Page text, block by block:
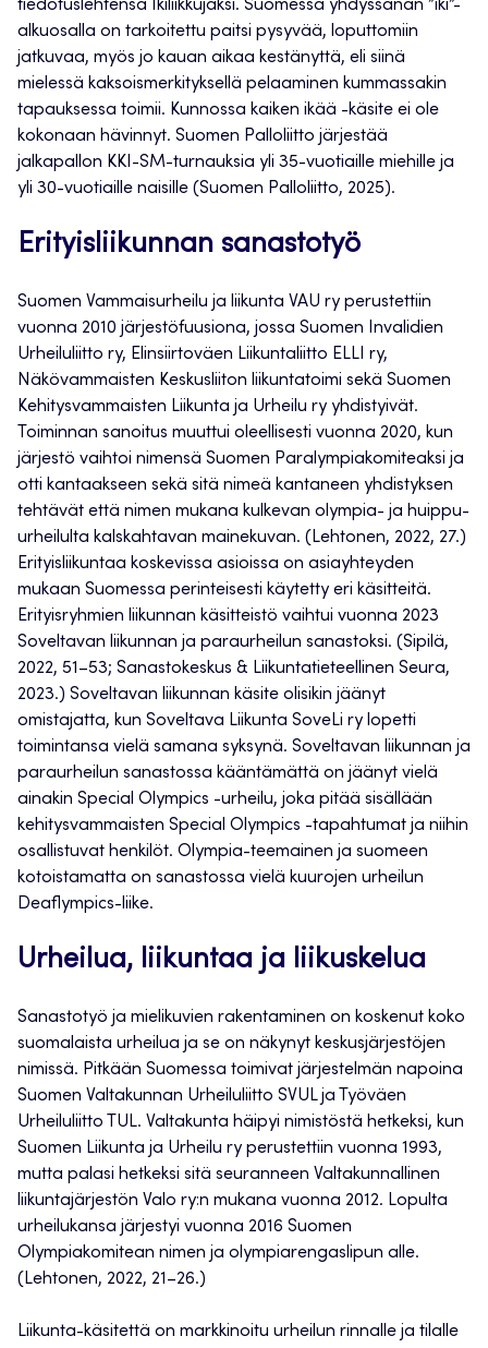
tiedotuslehtensä Ikiliikkujaksi. Suomessa yhdyssanan ”iki”-
alkuosalla on tarkoitettu paitsi pysyvää, loputtomiin
jatkuvaa, myös jo kauan aikaa kestänyttä, eli siinä
mielessä kaksoismerkityksellä pelaaminen kummassakin
tapauksessa toimii. Kunnossa kaiken ikää -käsite ei ole
kokonaan hävinnyt. Suomen Palloliitto järjestää
jalkapallon KKI-SM-turnauksia yli 35-vuotiaille miehille ja
yli 30-vuotiaille naisille (Suomen Palloliitto, 2025).
Erityisliikunnan sanastotyö
Suomen Vammaisurheilu ja liikunta VAU ry perustettiin
vuonna 2010 järjestöfuusiona, jossa Suomen Invalidien
Urheiluliitto ry, Elinsiirtoväen Liikuntaliitto ELLI ry,
Näkövammaisten Keskusliiton liikuntatoimi sekä Suomen
Kehitysvammaisten Liikunta ja Urheilu ry yhdistyivät.
Toiminnan sanoitus muuttui oleellisesti vuonna 2020, kun
järjestö vaihtoi nimensä Suomen Paralympiakomiteaksi ja
otti kantaakseen sekä sitä nimeä kantaneen yhdistyksen
tehtävät että nimen mukana kulkevan olympia- ja huippu-
urheilulta kalskahtavan mainekuvan. (Lehtonen, 2022, 27.)
Erityisliikuntaa koskevissa asioissa on asiayhteyden
mukaan Suomessa perinteisesti käytetty eri käsitteitä.
Erityisryhmien liikunnan käsitteistö vaihtui vuonna 2023
Soveltavan liikunnan ja paraurheilun sanastoksi. (Sipilä,
2022, 51–53; Sanastokeskus & Liikuntatieteellinen Seura,
2023.) Soveltavan liikunnan käsite olisikin jäänyt
omistajatta, kun Soveltava Liikunta SoveLi ry lopetti
toimintansa vielä samana syksynä. Soveltavan liikunnan ja
paraurheilun sanastossa kääntämättä on jäänyt vielä
ainakin Special Olympics -urheilu, joka pitää sisällään
kehitysvammaisten Special Olympics -tapahtumat ja niihin
osallistuvat henkilöt. Olympia-teemainen ja suomeen
kotoistamatta on sanastossa vielä kuurojen urheilun
Deaflympics-liike.
Urheilua, liikuntaa ja liikuskelua
Sanastotyö ja mielikuvien rakentaminen on koskenut koko
suomalaista urheilua ja se on näkynyt keskusjärjestöjen
nimissä. Pitkään Suomessa toimivat järjestelmän napoina
Suomen Valtakunnan Urheiluliitto SVUL ja Työväen
Urheiluliitto TUL. Valtakunta häipyi nimistöstä hetkeksi, kun
Suomen Liikunta ja Urheilu ry perustettiin vuonna 1993,
mutta palasi hetkeksi sitä seuranneen Valtakunnallinen
liikuntajärjestön Valo ry:n mukana vuonna 2012. Lopulta
urheilukansa järjestyi vuonna 2016 Suomen
Olympiakomitean nimen ja olympiarengaslipun alle.
(Lehtonen, 2022, 21–26.)
Liikunta-käsitettä on markkinoitu urheilun rinnalle ja tilalle